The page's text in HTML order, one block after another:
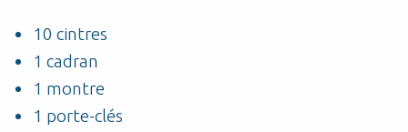
10 cintres
1 cadran
1 montre
1 porte-clés